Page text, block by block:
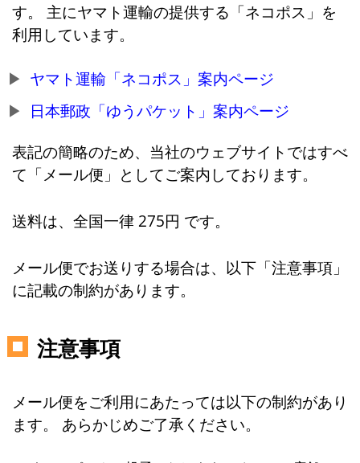
す。 主にヤマト運輸の提供する「ネコポス」を
利用しています。
ヤマト運輸「ネコポス」案内ページ
日本郵政「ゆうパケット」案内ページ
表記の簡略のため、当社のウェブサイトではすべ
て「メール便」としてご案内しております。
送料は、全国一律 275円 です。
メール便でお送りする場合は、以下「注意事項」
に記載の制約があります。
注意事項
メール便をご利用にあたっては以下の制約があり
ます。 あらかじめご了承ください。